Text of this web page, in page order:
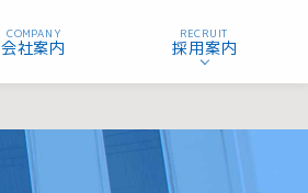
COMPANY
会社案内
RECRUIT
採用案内